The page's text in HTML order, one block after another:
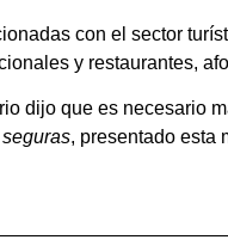
con el sector
y restaurantes,
dijo que es necesario
, presentado esta